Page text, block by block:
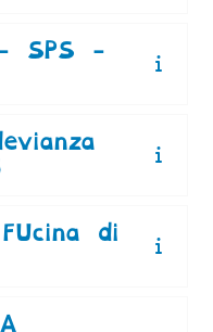
- SPS -
di